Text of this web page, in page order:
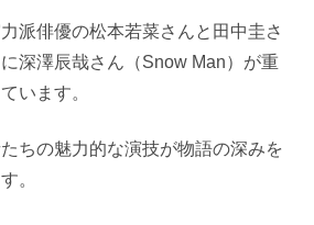
派俳優の松本若菜さんと田中圭さ
深澤辰哉さん（Snow Man）が重
います。
ちの魅力的な演技が物語の深みを
。